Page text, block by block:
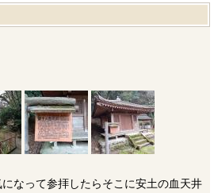
なって参拝したらそこに安土の血天井